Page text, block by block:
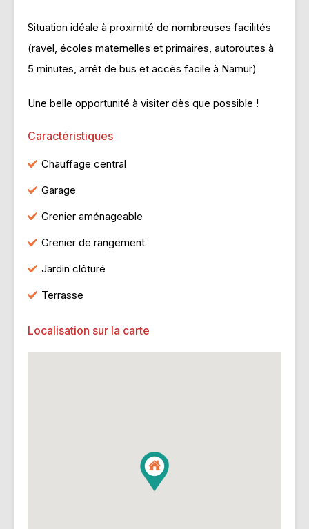
Situation idéale à proximité de nombreuses facilités
(ravel, écoles maternelles et primaires, autoroutes à
5 minutes, arrêt de bus et accès facile à Namur)
Une belle opportunité à visiter dès que possible !
Caractéristiques
Chauffage central
Garage
Grenier aménageable
Grenier de rangement
Jardin clôturé
Terrasse
Localisation sur la carte